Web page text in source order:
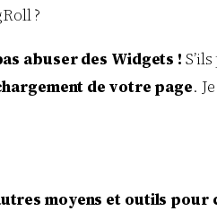
?
abuser des Widgets !
de votre page.
moyens et outils